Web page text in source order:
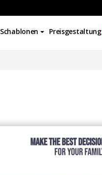
Schablonen Preisgestaltung